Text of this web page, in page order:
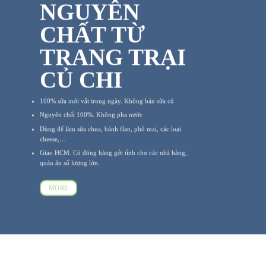
NGUYÊN
CHẤT TỪ
TRANG TRẠI
CỦ CHI
100% sữa mới vắt trong ngày. Không bán sữa cũ
Nguyên chất 100%. Không pha nước
Dùng để làm sữa chua, bánh flan, phô mai, các loại
cheese,…
Giao HCM. Có đóng hàng gởi tỉnh cho các nhà hàng,
quán ăn số lượng lớn.
MORE